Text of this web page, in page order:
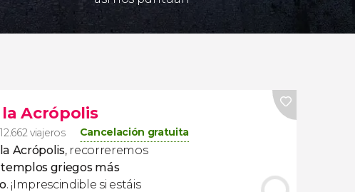
Acrópolis
viajeros Cancelación gratuita
Acrópolis, recorreremos
templos griegos más
. ¡Imprescindible si estáis